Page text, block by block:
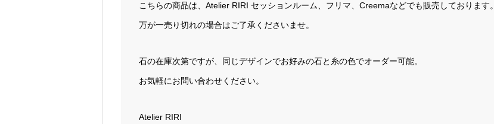
こちらの商品は、Atelier RIRI セッションルーム、フリマ、Creemaなどでも販売しております。
万が一売り切れの場合はご了承くださいませ。
石の在庫次第ですが、同じデザインでお好みの石と糸の色でオーダー可能。
お気軽にお問い合わせください。
Atelier RIRI